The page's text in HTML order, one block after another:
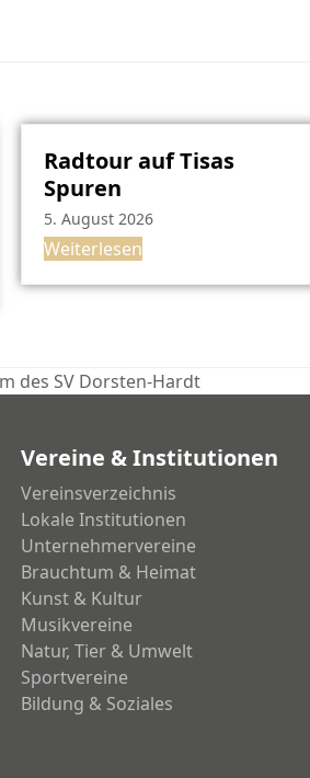
Radtour auf Tisas
Spuren
5. August 2026
Weiterlesen
des SV Dorsten-Hardt
Vereine & Institutionen
Vereinsverzeichnis
Lokale Institutionen
Unternehmervereine
Brauchtum & Heimat
Kunst & Kultur
Musikvereine
Natur, Tier & Umwelt
Sportvereine
Bildung & Soziales